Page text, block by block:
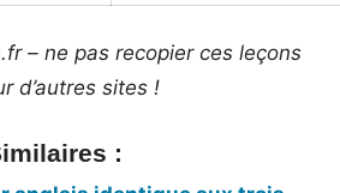
– ne pas recopier ces leçons
d’autres sites !
: